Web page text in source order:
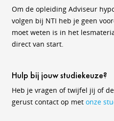
Om de opleiding Adviseur
volgen bij NTI heb je geen
moet weten is in het
direct van start.
Hulp bij jouw studiekeuze?
Heb je vragen of twijfel jij of
gerust contact op met onze